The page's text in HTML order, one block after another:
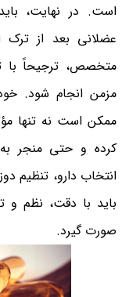
است. در نهایت،
عضلانی بعد از
متخصص، ترجیحاً با
مزمن انجام شود.
ممکن است نه تنها
کرده و حتی منجر
انتخاب دارو، تنظیم
باید با دقت، نظم و
صورت گیرد.